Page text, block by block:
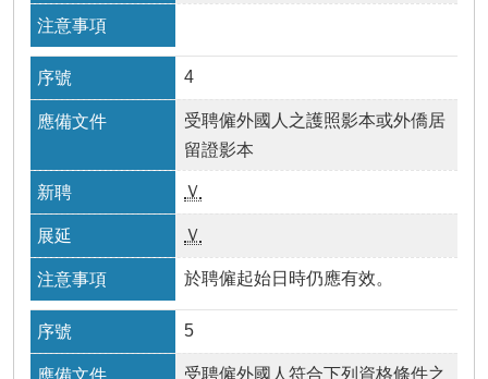
4
受聘僱外國人之護照影本或外僑居
留證影本
Ｖ
Ｖ
於聘僱起始日時仍應有效。
5
受聘僱外國人符合下列資格條件之